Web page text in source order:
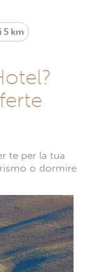
5 km
te per la tua
o dormire